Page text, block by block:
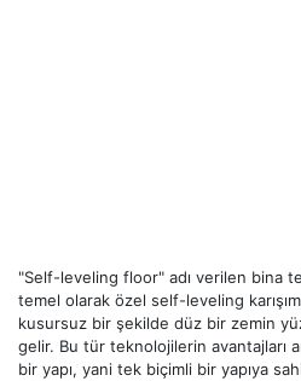
"Self-leveling floor" adı verilen bina
temel olarak özel self-leveling
kusursuz bir şekilde düz bir zemin
gelir. Bu tür teknolojilerin avantajları
bir yapı, yani tek biçimli bir yapıya